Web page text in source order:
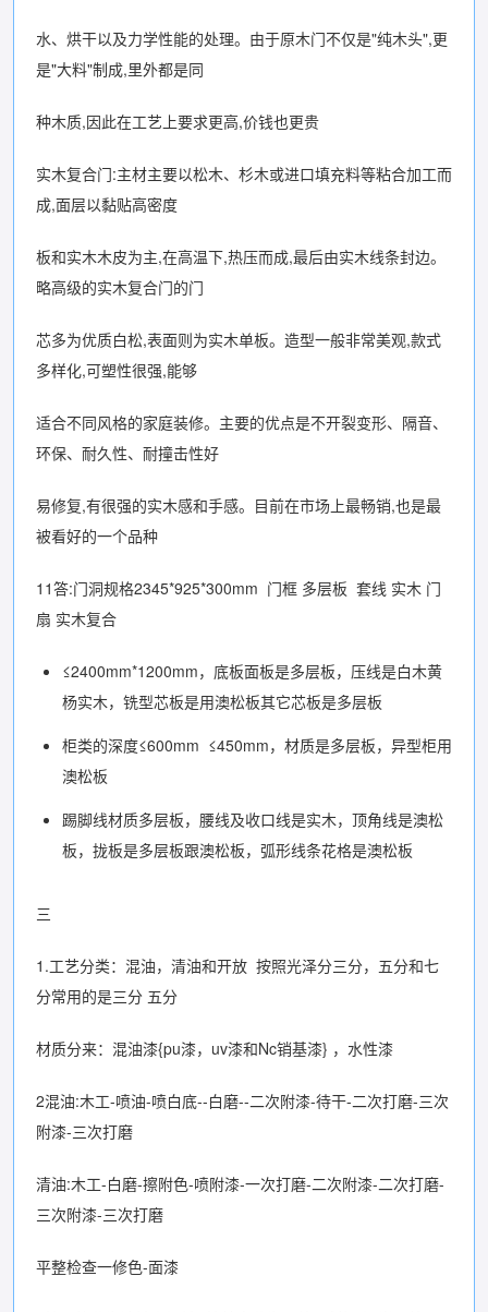
水、烘干以及力学性能的处理。由于原木门不仅是"纯木头",更
是"大料"制成,里外都是同
种木质,因此在工艺上要求更高,价钱也更贵
实木复合门:主材主要以松木、杉木或进口填充料等粘合加工而
成,面层以黏贴高密度
板和实木木皮为主,在高温下,热压而成,最后由实木线条封边。
略高级的实木复合门的门
芯多为优质白松,表面则为实木单板。造型一般非常美观,款式
多样化,可塑性很强,能够
适合不同风格的家庭装修。主要的优点是不开裂变形、隔音、
环保、耐久性、耐撞击性好
易修复,有很强的实木感和手感。目前在市场上最畅销,也是最
被看好的一个品种
11答:门洞规格2345*925*300mm 门框 多层板 套线 实木 门
扇 实木复合
≤2400mm*1200mm，底板面板是多层板，压线是白木黄
杨实木，铣型芯板是用澳松板其它芯板是多层板
柜类的深度≤600mm ≤450mm，材质是多层板，异型柜用
澳松板
踢脚线材质多层板，腰线及收口线是实木，顶角线是澳松
板，拢板是多层板跟澳松板，弧形线条花格是澳松板
三
1.工艺分类：混油，清油和开放 按照光泽分三分，五分和七
分常用的是三分 五分
材质分来：混油漆{pu漆，uv漆和Nc销基漆} ，水性漆
2混油:木工-喷油-喷白底--白磨--二次附漆-待干-二次打磨-三次
附漆-三次打磨
清油:木工-白磨-擦附色-喷附漆-一次打磨-二次附漆-二次打磨-
三次附漆-三次打磨
平整检查一修色-面漆